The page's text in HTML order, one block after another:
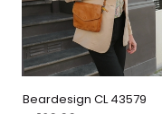
Beardesign CL 43579